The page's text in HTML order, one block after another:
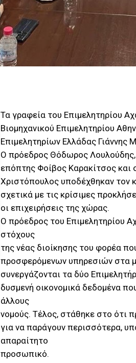
Τα γραφεία του Επιμελητηρίου
Βιομηχανικού Επιμελητηρίου
Επιμελητηρίων Ελλάδας Γιάννης
Ο πρόεδρος Θόδωρος Λουλούδης,
επόπτης Φοίβος Καρακίτσος και
Χριστόπουλος υποδέχθηκαν τον
σχετικά με τις κρίσιμες
οι επιχειρήσεις της χώρας.
Ο πρόεδρος του Επιμελητηρίου
στόχους
της νέας διοίκησης του φορέα
προσφερόμενων υπηρεσιών στα
συνεργάζονται τα δύο
δυσμενή οικονομικά δεδομένα
άλλους
νομούς. Τέλος, στάθηκε στο ότι
για να παράγουν περισσότερα,
απαραίτητο
προσωπικό.